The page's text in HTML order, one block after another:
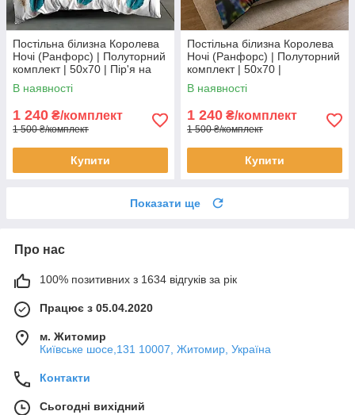
Постільна білизна Королева
Ночі (Ранфорс) | Полуторний
комплект | 50х70 | Пір'я на
білому
В наявності
1 240 ₴/комплект
1 500 ₴/комплект
Купити
Постільна білизна Королева
Ночі (Ранфорс) | Полуторний
комплект | 50х70 |
Різнокольоровий roblox
В наявності
1 240 ₴/комплект
1 500 ₴/комплект
Купити
Показати ще
Про нас
100% позитивних з 1634 відгуків за рік
Працює з 05.04.2020
м. Житомир
Київське шосе,131 10007, Житомир, Україна
Контакти
Сьогодні вихідний